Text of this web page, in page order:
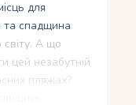
для
та спадщина
світу. А що
цей незабутній
пляжах?